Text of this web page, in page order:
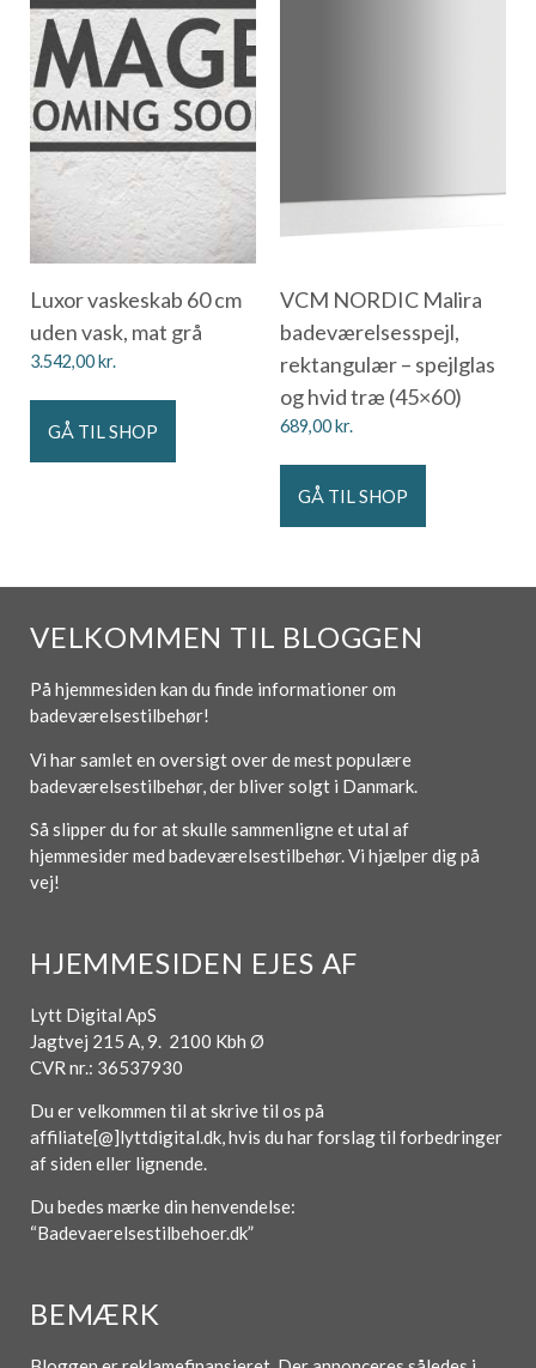
Luxor vaskeskab 60 cm
uden vask, mat grå
3.542,00kr.
GÅ TIL SHOP
VCM NORDIC Malira
badeværelsesspejl,
rektangulær – spejlglas
og hvid træ (45×60)
689,00kr.
GÅ TIL SHOP
VELKOMMEN TIL BLOGGEN
På hjemmesiden kan du finde informationer om
badeværelsestilbehør!
Vi har samlet en oversigt over de mest populære
badeværelsestilbehør, der bliver solgt i Danmark.
Så slipper du for at skulle sammenligne et utal af
hjemmesider med badeværelsestilbehør. Vi hjælper dig på
vej!
HJEMMESIDEN EJES AF
Lytt Digital ApS
Jagtvej 215 A, 9. 2100 Kbh Ø
CVR nr.: 36537930
Du er velkommen til at skrive til os på
affiliate[@]lyttdigital.dk, hvis du har forslag til forbedringer
af siden eller lignende.
Du bedes mærke din henvendelse:
“Badevaerelsestilbehoer.dk”
BEMÆRK